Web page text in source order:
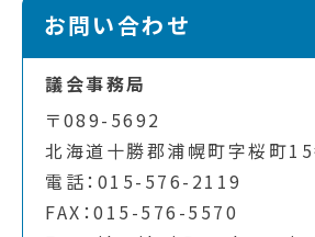
お問い合わせ
議会事務局
〒089-5692
北海道十勝郡浦幌町字桜町
電話：015-576-2119
FAX：015-576-5570